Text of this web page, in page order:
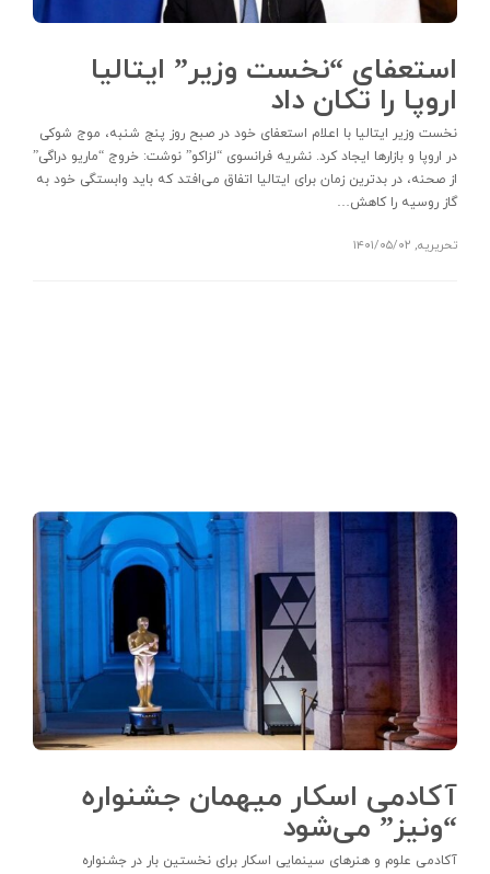
استعفای “نخست وزیر” ایتالیا
اروپا را تکان داد
نخست‌ وزیر ایتالیا با اعلام استعفای خود در صبح روز پنج‌ شنبه، موج شوکی
در اروپا و بازارها ایجاد کرد. نشریه فرانسوی “لزاکو” نوشت: خروج “ماریو دراگی”
از صحنه، در بدترین زمان برای ایتالیا اتفاق می‌افتد که باید وابستگی خود به
گاز روسیه را کاهش…
تحریریه, ۱۴۰۱/۰۵/۰۲
آکادمی اسکار میهمان جشنواره
“ونیز” می‌شود
آکادمی علوم و هنرهای سینمایی اسکار برای نخستین بار در جشنواره